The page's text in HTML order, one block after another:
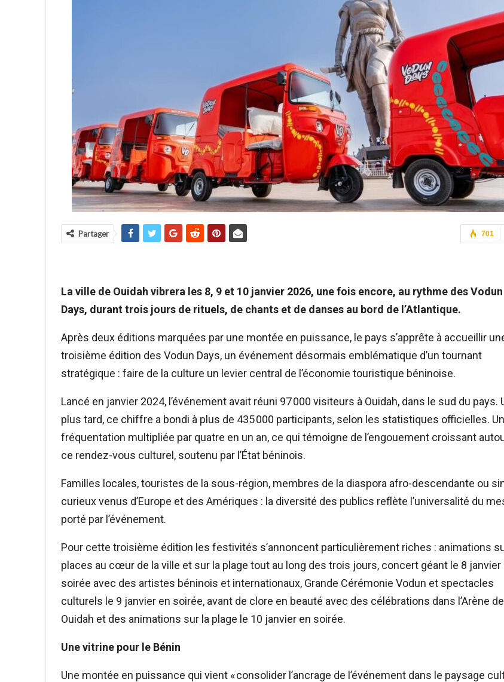
701
Partager
La ville de Ouidah vibrera les 8, 9 et 10 janvier 2026, une fois encore, au rythme des Vodun
Days, durant trois jours de rituels, de chants et de danses au bord de l’Atlantique.
Après deux éditions marquées par une montée en puissance, le pays s’apprête à accueillir
troisième édition des Vodun Days, un événement désormais emblématique d’un tournant
stratégique : faire de la culture un levier central de l’économie touristique béninoise.
Lancé en janvier 2024, l’événement avait réuni 97 000 visiteurs à Ouidah, dans le sud du pays.
plus tard, ce chiffre a bondi à plus de 435 000 participants, selon les statistiques officielles.
fréquentation multipliée par quatre en un an, ce qui témoigne de l’engouement croissant
ce rendez-vous culturel, soutenu par l’État béninois.
Familles locales, touristes de la sous-région, membres de la diaspora afro-descendante ou
curieux venus d’Europe et des Amériques : la diversité des publics reflète l’universalité du
porté par l’événement.
Pour cette troisième édition les festivités s’annoncent particulièrement riches : animations
places au cœur de la ville et sur la plage tout au long des trois jours, concert géant le 8 janvier
soirée avec des artistes béninois et internationaux, Grande Cérémonie Vodun et spectacles
culturels le 9 janvier en soirée, avant de clore en beauté avec des célébrations dans l’Arène de
Ouidah et des animations sur la plage le 10 janvier en soirée.
Une vitrine pour le Bénin
Une montée en puissance qui vient « consolider l’ancrage de l’événement dans le paysage